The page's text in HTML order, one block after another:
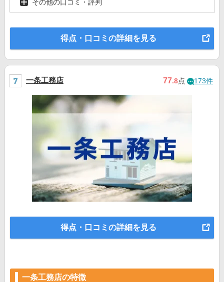
その他の口コミ・評判
得点・口コミの詳細を見る
一条工務店 77.8点 173件
得点・口コミの詳細を見る
一条工務店の特徴